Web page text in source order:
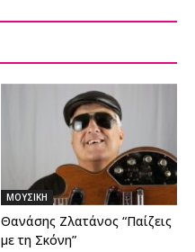
ΜΟΥΣΙΚΗ
Θανάσης Ζλατάνος “Παίζεις
με τη Σκόνη”